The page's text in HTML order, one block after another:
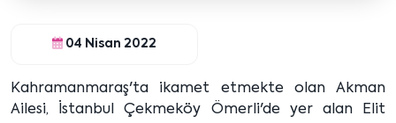
04 Nisan 2022
Kahramanmaraş'ta ikamet etmekte olan Akman
Ailesi, İstanbul Çekmeköy Ömerli'de yer alan Elit